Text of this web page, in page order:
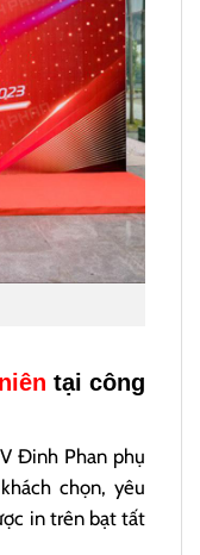
tại công
Đinh Phan phụ
chọn, yêu
in trên bạt tất